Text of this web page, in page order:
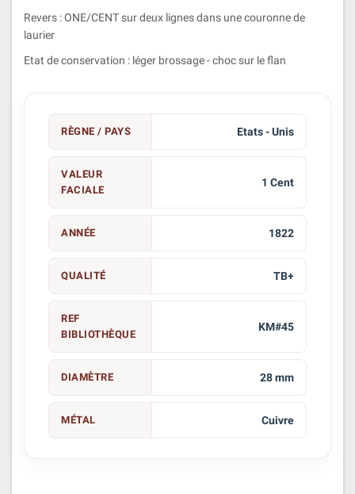
Revers : ONE/CENT sur deux lignes dans une couronne de
laurier
Etat de conservation : léger brossage - choc sur le flan
RÈGNE / PAYS Etats - Unis
VALEUR
FACIALE
1 Cent
ANNÉE 1822
QUALITÉ TB+
REF
BIBLIOTHÈQUE
KM#45
DIAMÈTRE 28 mm
MÉTAL Cuivre